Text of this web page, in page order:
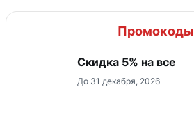
Промокоды
Скидка 5% на все
До 31 декабря, 2026